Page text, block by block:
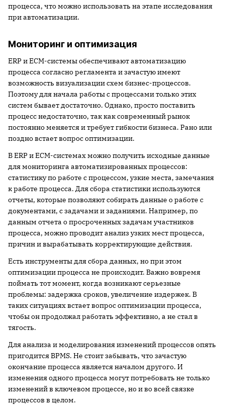
процесса, что можно использовать на этапе исследования
при автоматизации.
Мониторинг и оптимизация
ERP и ECM-системы обеспечивают автоматизацию
процесса согласно регламента и зачастую имеют
возможность визуализации схем бизнес-процессов.
Поэтому для начала работы с процессами только этих
систем бывает достаточно. Однако, просто поставить
процесс недостаточно, так как современный рынок
постоянно меняется и требует гибкости бизнеса. Рано или
поздно встает вопрос оптимизации.
В ERP и ECM-системах можно получить исходные данные
для мониторинга автоматизированных процессов:
статистику по работе с процессом, узкие места, замечания
к работе процесса. Для сбора статистики используются
отчеты, которые позволяют собирать данные о работе с
документами, с задачами и заданиями. Например, по
данным отчета о просроченных задачам участников
процесса, можно проводит анализ узких мест процесса,
причин и вырабатывать корректирующие действия.
Есть инструменты для сбора данных, но при этом
оптимизации процесса не происходит. Важно вовремя
поймать тот момент, когда возникают серьезные
проблемы: задержка сроков, увеличение издержек. В
таких ситуациях встает вопрос оптимизации процесса,
чтобы он продолжал работать эффективно, а не стал в
тягость.
Для анализа и моделирования изменений процессов опять
пригодится ВPMS. Не стоит забывать, что зачастую
окончание процесса является началом другого. И
изменения одного процесса могут потребовать не только
изменений в ключевом процессе, но и во всей связке
процессов в целом.